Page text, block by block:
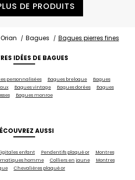
DE PRODUITS
Bagues Bagues pierres fines
IDÉES DE BAGUES
personnalisées Bagues breloque
Bagues
Bagues vintage Bagues dorées
Bagues
Bagues monroe
AUSSI
enfant Pendentifs plaqué or
Montres
homme Colliers en jaune
Montres
Chevalières plaqué or